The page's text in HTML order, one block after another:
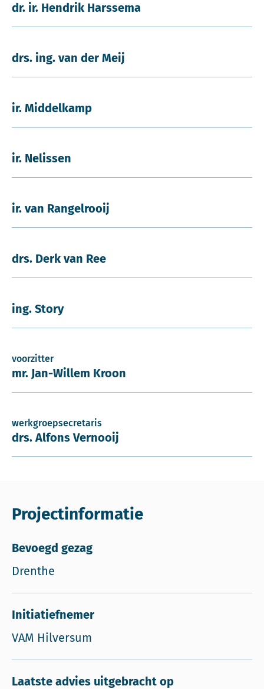
dr. ir. Hendrik Harssema
drs. ing. van der Meij
ir. Middelkamp
ir. Nelissen
ir. van Rangelrooij
drs. Derk van Ree
ing. Story
voorzitter
mr. Jan-Willem Kroon
werkgroepsecretaris
drs. Alfons Vernooij
Projectinformatie
Bevoegd gezag
Drenthe
Initiatiefnemer
VAM Hilversum
Laatste advies uitgebracht op